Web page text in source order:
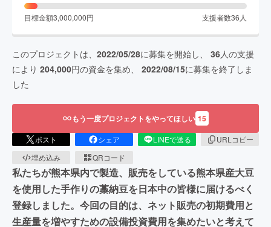
目標金額3,000,000円 支援者数36 人
このプロジェクトは、 2022/05/28に募集を開始し、 36人の支援
により 204,000円の資金を集め、 2022/08/15に募集を終了しま
した
もう一度プロジェクトをやってほしい 15
ポスト シェア LINEで送る
URLコピー
埋め込み
QRコード
私たちが熊本県内で製造、販売をしている熊本県産大豆
を使用した手作りの藁納豆を日本中の皆様に届けるべく
登録しました。今回の目的は、ネット販売の初期費用と
生産量を増やすための設備投資費用を集めたいと考えて